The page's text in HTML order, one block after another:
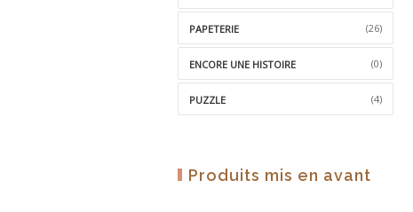
PAPETERIE (26)
ENCORE UNE HISTOIRE (0)
PUZZLE (4)
Produits mis en avant